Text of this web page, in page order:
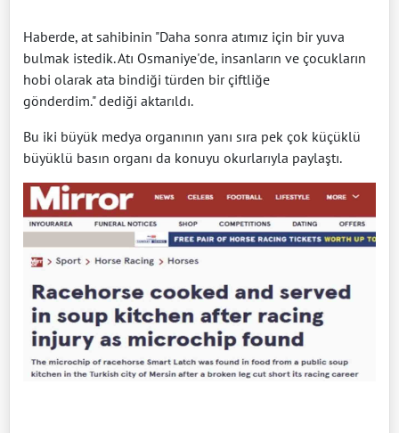
Haberde, at sahibinin "Daha sonra atımız için bir yuva
bulmak istedik. Atı Osmaniye'de, insanların ve çocukların
hobi olarak ata bindiği türden bir çiftliğe
gönderdim." dediği aktarıldı.
Bu iki büyük medya organının yanı sıra pek çok küçüklü
büyüklü basın organı da konuyu okurlarıyla paylaştı.